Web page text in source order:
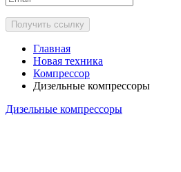
Получить ссылку
Главная
Новая техника
Компрессор
Дизельные компрессоры
Дизельные компрессоры